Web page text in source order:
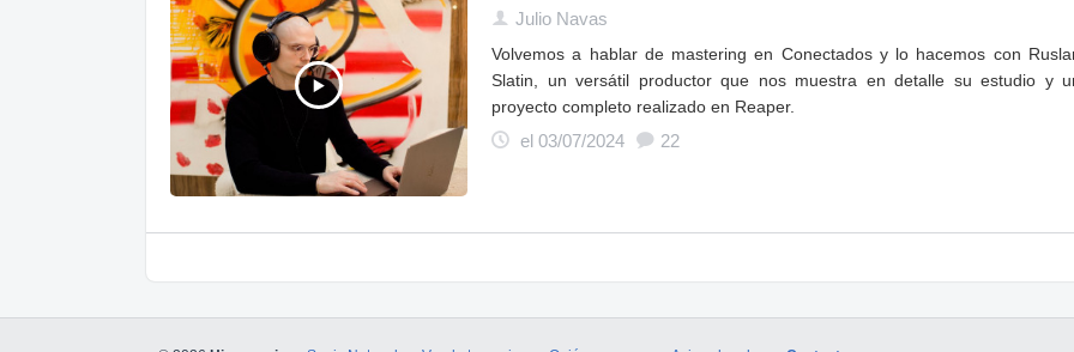
Julio Navas
Volvemos a hablar de mastering en Conectados y lo hacemos con
Slatin, un versátil productor que nos muestra en detalle su estudio y
proyecto completo realizado en Reaper.
el 03/07/2024
22